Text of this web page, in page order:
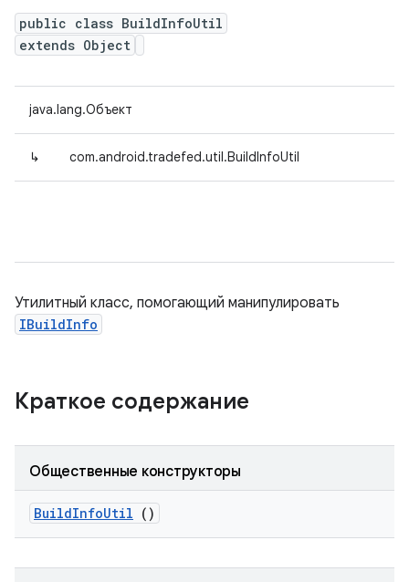
public class BuildInfoUtil
extends Object
java.lang.Объект
↳ com.android.tradefed.util.BuildInfoUtil
Утилитный класс, помогающий манипулировать
IBuildInfo
Краткое содержание
Общественные конструкторы
BuildInfoUtil ()